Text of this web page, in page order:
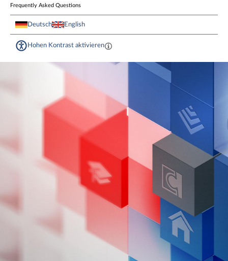
Frequently Asked Questions
Deutsch English
Hohen Kontrast aktivieren